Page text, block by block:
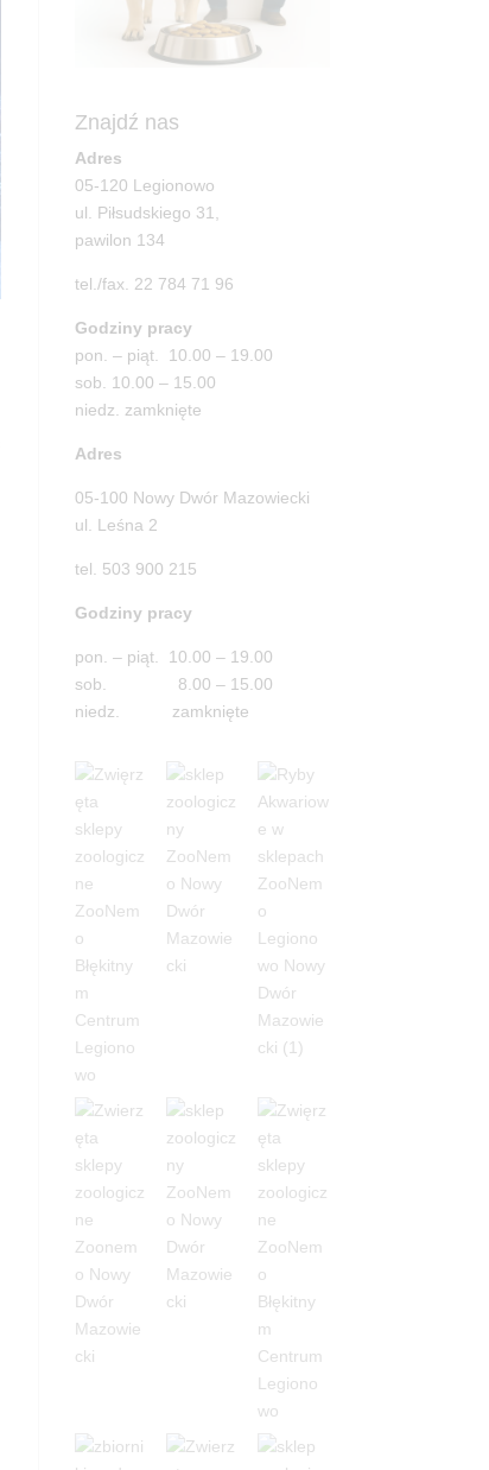
Znajdź nas
Adres
05-120 Legionowo
ul. Piłsudskiego 31,
pawilon 134
tel./fax. 22 784 71 96
Godziny pracy
pon. – piąt. 10.00 – 19.00
sob. 10.00 – 15.00
niedz. zamknięte
Adres
05-100 Nowy Dwór Mazowiecki
ul. Leśna 2
tel. 503 900 215
Godziny pracy
pon. – piąt. 10.00 – 19.00
sob. 8.00 – 15.00
niedz. zamknięte